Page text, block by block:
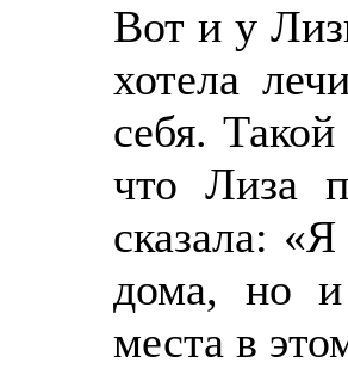
Вот и у
хотела
себя.
что Лиза
сказала:
дома, но
места в